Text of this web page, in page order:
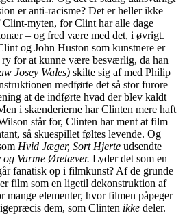
er anti-racisme? Det er heller ikke
myten, for Clint har alle dage
– og fred være med det, i øvrigt.
og John Huston som kunstnere er
for at kunne være besværlig, da han
Josey Wales) skilte sig af med Philip
medførte det så stor furore
at de indførte hvad der blev kaldt
i skænderierne har Clinten mere haft
står for, Clinten har ment at film
så skuespillet føltes levende. Og
Hvid Jæger, Sort Hjerte udsendte
og Varme Øretæver. Lyder det som en
fanatisk op i filmkunst? Af de grunde
film som en ligetil dekonstruktion af
mange elementer, hvor filmen påpeger
dem, som Clinten ikke deler.